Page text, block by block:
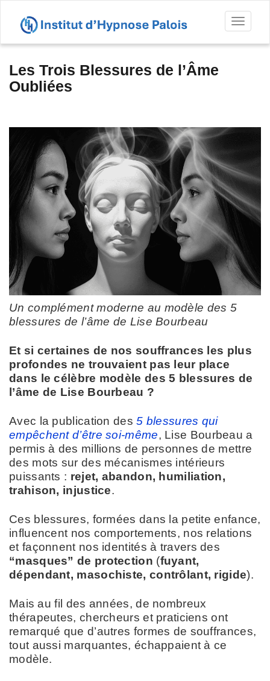
Les Trois Blessures de l’Âme
Oubliées
Un complément moderne au modèle des 5
blessures de l’âme de Lise Bourbeau
Et si certaines de nos souffrances les plus
profondes ne trouvaient pas leur place
dans le célèbre modèle des 5 blessures de
l’âme de Lise Bourbeau ?
Avec la publication des5 blessures qui
empêchent d’être soi-même, Lise Bourbeau a
permis à des millions de personnes de mettre
des mots sur des mécanismes intérieurs
puissants : rejet, abandon, humiliation,
trahison, injustice.
Ces blessures, formées dans la petite enfance,
influencent nos comportements, nos relations
et façonnent nos identités à travers des
“masques” de protection (fuyant,
dépendant, masochiste, contrôlant, rigide).
Mais au fil des années, de nombreux
thérapeutes, chercheurs et praticiens ont
remarqué que d’autres formes de souffrances,
tout aussi marquantes, échappaient à ce
modèle.